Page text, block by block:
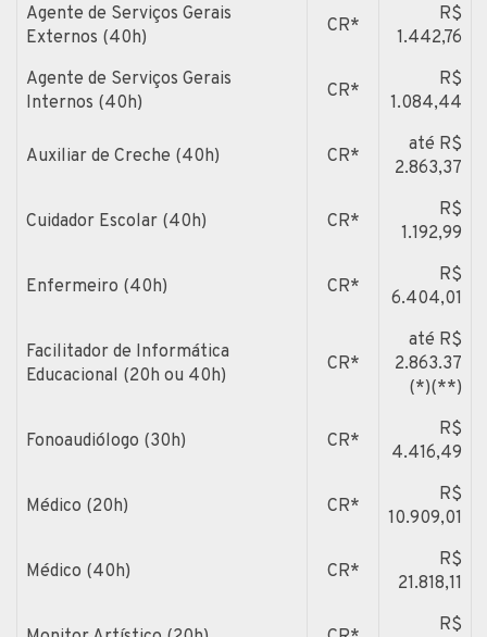
Agente de Serviços Gerais
Externos (40h)
CR*
R$
1.442,76
Agente de Serviços Gerais
Internos (40h)
CR*
R$
1.084,44
Auxiliar de Creche (40h) CR*
até R$
2.863,37
Cuidador Escolar (40h) CR*
R$
1.192,99
Enfermeiro (40h) CR*
R$
6.404,01
Facilitador de Informática
Educacional (20h ou 40h)
CR*
até R$
2.863.37
(*)(**)
Fonoaudiólogo (30h) CR*
R$
4.416,49
Médico (20h) CR*
R$
10.909,01
Médico (40h) CR*
R$
21.818,11
R$